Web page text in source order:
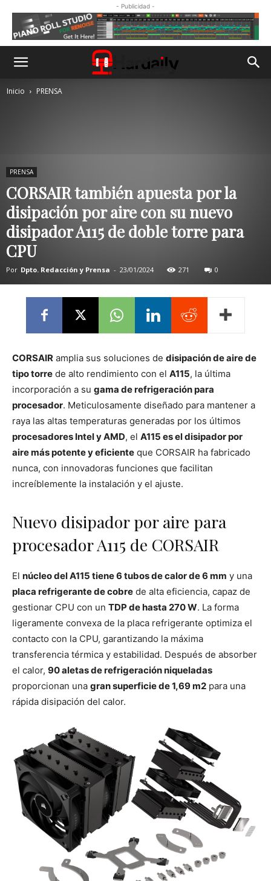
- Publicidad -
Inicio PRENSA
PRENSA
CORSAIR también apuesta por la
disipación por aire con su nuevo
disipador A115 de doble torre para
CPU
Por Dpto. Redacción y Prensa - 23/01/2024 271 0
CORSAIR amplia sus soluciones de disipación de aire de
tipo torre de alto rendimiento con el A115, la última
incorporación a su gama de refrigeración para
procesador. Meticulosamente diseñado para mantener a
raya las altas temperaturas generadas por los últimos
procesadores Intel y AMD, el A115 es el disipador por
aire más potente y eficiente que CORSAIR ha fabricado
nunca, con innovadoras funciones que facilitan
increíblemente la instalación y el ajuste.
Nuevo disipador por aire para
procesador A115 de CORSAIR
El núcleo del A115 tiene 6 tubos de calor de 6 mm y una
placa refrigerante de cobre de alta eficiencia, capaz de
gestionar CPU con un TDP de hasta 270 W. La forma
ligeramente convexa de la placa refrigerante optimiza el
contacto con la CPU, garantizando la máxima
transferencia térmica y estabilidad. Después de absorber
el calor, 90 aletas de refrigeración niqueladas
proporcionan una gran superficie de 1,69 m2 para una
rápida disipación del calor.